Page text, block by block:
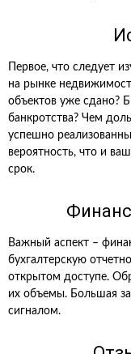
Первое, что следует
на рынке
объектов уже сдано?
банкротства? Чем
успешно
вероятность, что и
срок.
Важный аспект –
бухгалтерскую
открытом доступе.
их объемы. Большая
сигналом.